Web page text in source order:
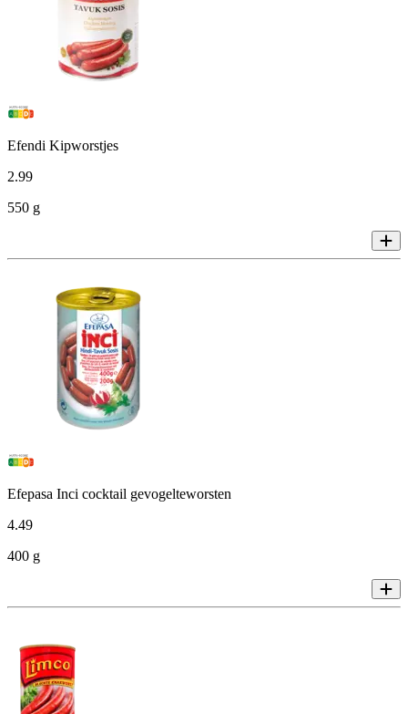
Efendi Kipworstjes
2.99
550 g
Efepasa Inci cocktail gevogelteworsten
4.49
400 g